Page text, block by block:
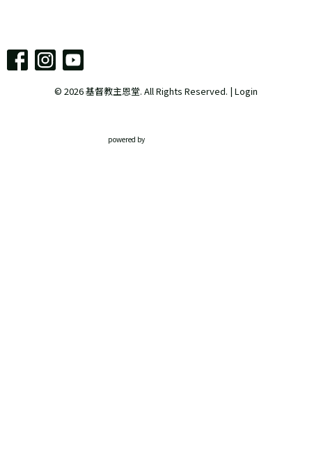
© 2026 基督教主恩堂. All Rights Reserved. | Login
powered by